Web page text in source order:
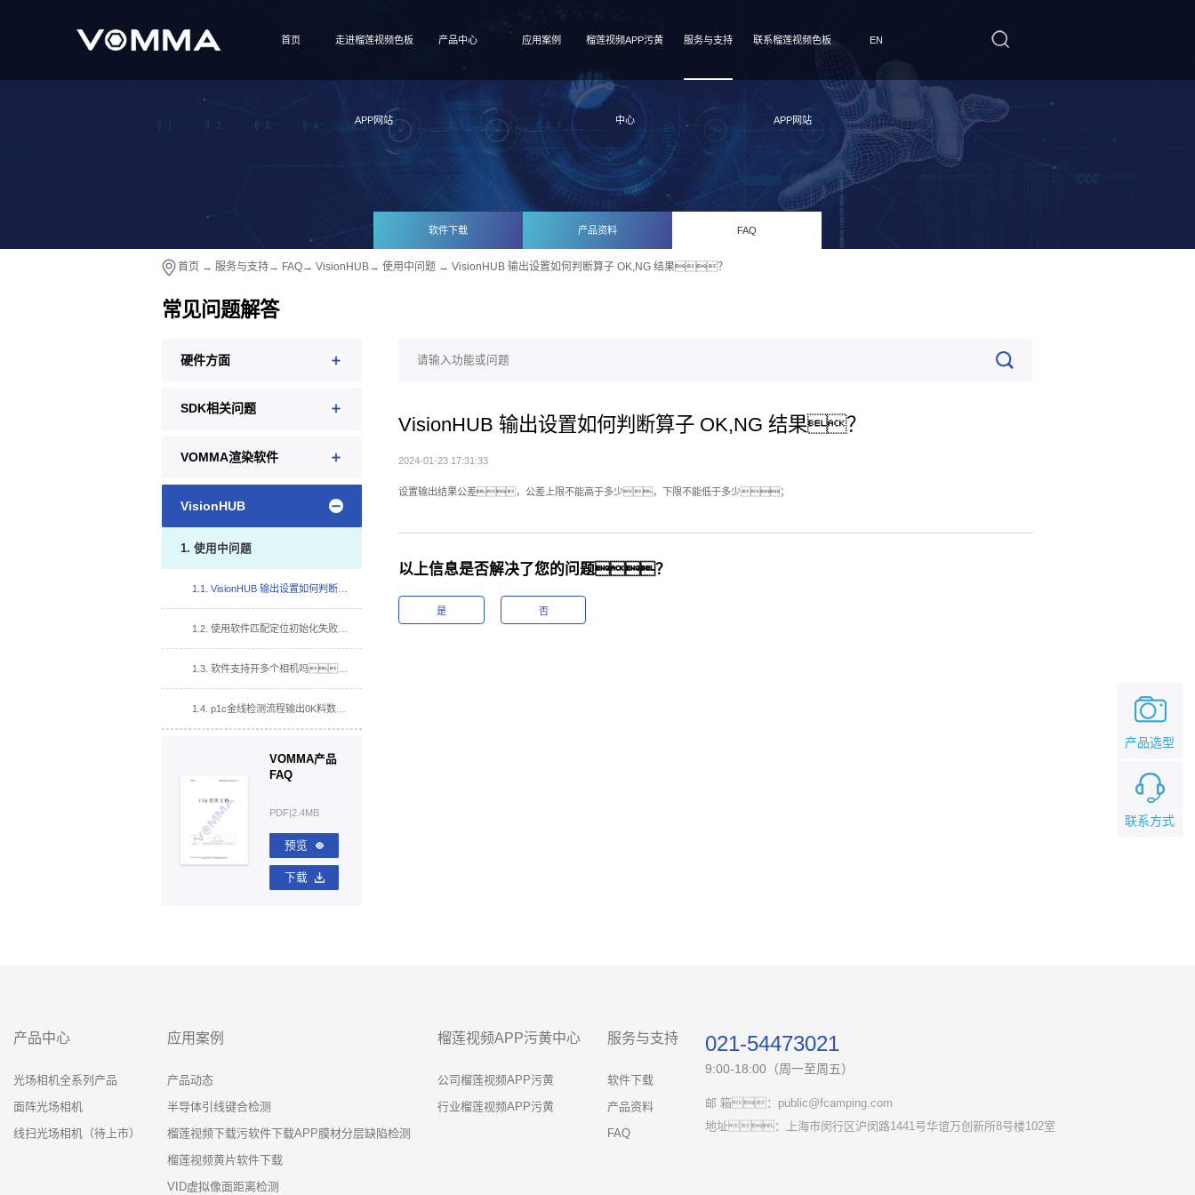
首页 走进榴莲视频色板
APP网站
产品中心 应用案例 榴莲视频APP污黄
中心
服务与支持 联系榴莲视频色板
APP网站
EN
软件下载 产品资料 FAQ
首页 → 服务与支持→ FAQ→ VisionHUB→ 使用中问题 → VisionHUB 输出设置如何判断算子 OK,NG 结果？
常见问题解答
硬件方面
SDK相关问题
VOMMA渲染软件
VisionHUB
1. 使用中问题
1.1. VisionHUB 输出设置如何判断算子 OK,NG 结果？
1.2. 使用软件匹配定位初始化失败，改变参数，软件卡死？
1.3. 软件支持开多个相机吗？
1.4. p1c金线检测流程输出0K料数不显示及NG料数不累计（计算器工具文件配置错误）？
VOMMA产品
FAQ
PDF|2.4MB
预览
下载
VisionHUB 输出设置如何判断算子 OK,NG 结果？
2024-01-23 17:31:33
设置输出结果公差，公差上限不能高于多少，下限不能低于多少；
以上信息是否解决了您的问题？
是 否
产品中心
光场相机全系列产品
面阵光场相机
线扫光场相机（待上市）
应用案例
产品动态
半导体引线键合检测
榴莲视频下载污软件下载APP膜材分层缺陷检测
榴莲视频黄片软件下载
VID虚拟像面距离检测
榴莲视频APP污黄中心
公司榴莲视频APP污黄
行业榴莲视频APP污黄
服务与支持
软件下载
产品资料
FAQ
021-54473021
9:00-18:00（周一至周五）
邮 箱：public@fcamping.com
地址：上海市闵行区沪闵路1441号华谊万创新所8号楼102室
联系方式
产品选型